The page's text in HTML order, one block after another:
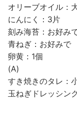
オリーブオイル：
にんにく：3片
刻み海苔：お好み
青ねぎ：お好みで
卵黄：1個
(A)
すき焼きのタレ：
玉ねぎドレッシン